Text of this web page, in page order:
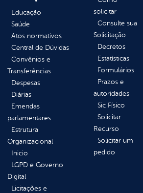
Educação
Saúde
Atos normativos
Central de Dúvidas
Convênios e
Transferências
Despesas
Diárias
Emendas
parlamentares
Estrutura
Organizacional
Inicio
LGPD e Governo
Digital
Licitações e
solicitar
Consulte sua
Solicitação
Decretos
Estatísticas
Formulários
Prazos e
autoridades
Sic Físico
Solicitar
Recurso
Solicitar um
pedido